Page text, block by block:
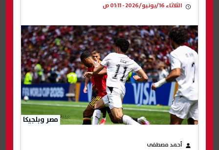
الثلاثاء 16/يونيو/2026 - 01:11 ص
مصر وبلجيكا
أحمد مصطفى